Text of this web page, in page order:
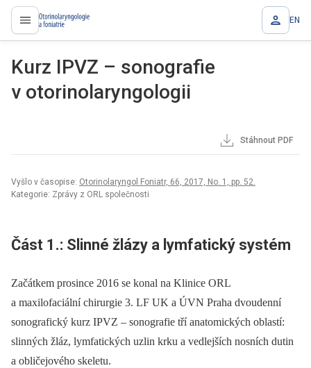
proLékaře.cz EN
Kurz IPVZ – sonografie
v otorinolaryngologii
Stáhnout PDF
Vyšlo v časopise: Otorinolaryngol Foniatr, 66, 2017, No. 1, pp. 52.
Kategorie: Zprávy z ORL společnosti
Část 1.: Slinné žlázy a lymfatický systém
Začátkem prosince 2016 se konal na Klinice ORL
a maxilofaciální chirurgie 3. LF UK a ÚVN Praha dvoudenní
sonografický kurz IPVZ –⁠ sonografie tří anatomických oblastí:
slinných žláz, lymfatických uzlin krku a vedlejších nosních dutin
a obličejového skeletu.